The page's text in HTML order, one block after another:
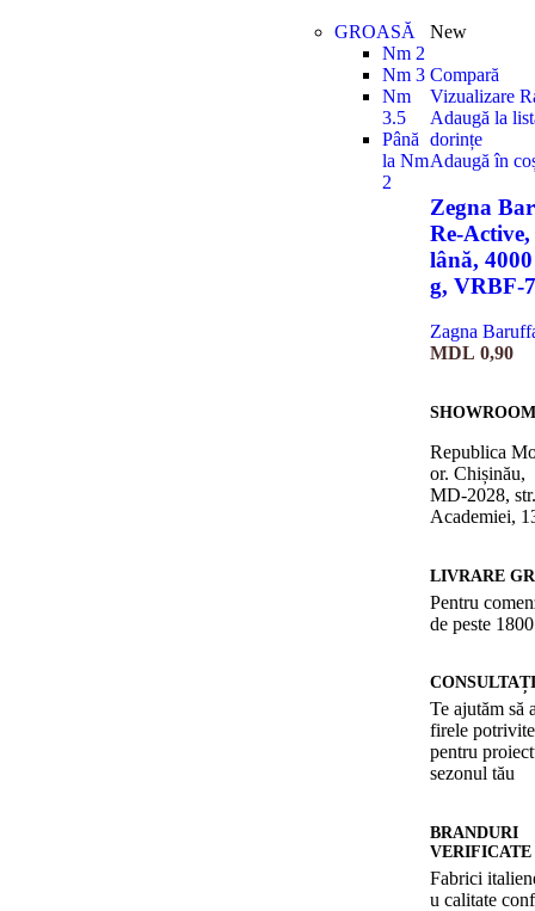
GROASĂ
Nm 2
Nm 3
Nm
3.5
Până
la Nm
2
New
Compară
Vizualizare
Adaugă la
dorințe
Adaugă în
Zegna
Re-
lână,
g, VRBF-
Zagna
MDL 0,90
SHOWROOM
Republica
or. Chișinău,
MD-2028, str.
Academiei,
LIVRARE
Pentru
de peste
Te ajutăm să
firele potrivite
pentru
sezonul tău
BRANDURI
VERIFICATE
Fabrici
u calitate